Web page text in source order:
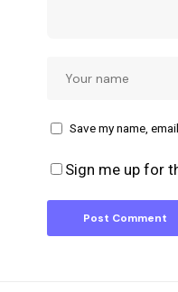
Save my name,
Sign me up for